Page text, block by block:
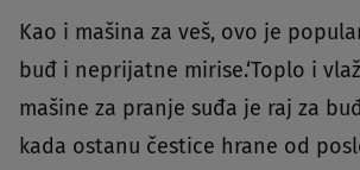
Kao i mašina za veš, ovo je
buđ i neprijatne mirise.‘Toplo i
mašine za pranje suđa je raj za
kada ostanu čestice hrane od